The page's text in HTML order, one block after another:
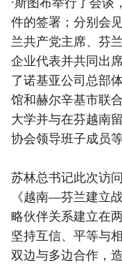
件的签署；分别会
兰共产党主席、芬
企业代表并共同出
了诺基亚公司总部
馆和赫尔辛基市联
大学并与在芬越南
协会领导班子成员等
苏林总书记此次访
《越南—芬兰建立
略伙伴关系建立在
坚持互信、平等与
双边与多边合作，